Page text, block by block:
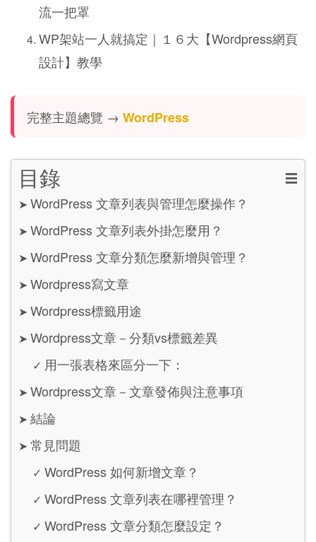
流一把罩
WP架站一人就搞定｜１６大【Wordpress網頁
設計】教學
完整主題總覽 → WordPress
目錄 ☰
➤ WordPress 文章列表與管理怎麼操作？
➤ WordPress 文章列表外掛怎麼用？
➤ WordPress 文章分類怎麼新增與管理？
➤ Wordpress寫文章
➤ Wordpress標籤用途
➤ Wordpress文章－分類vs標籤差異
✓ 用一張表格來區分一下：
➤ Wordpress文章－文章發佈與注意事項
➤ 結論
➤ 常見問題
✓ WordPress 如何新增文章？
✓ WordPress 文章列表在哪裡管理？
✓ WordPress 文章分類怎麼設定？